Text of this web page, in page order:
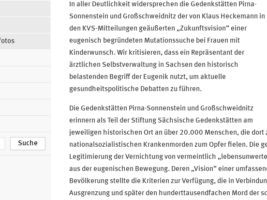
In aller Deutlichkeit widersprechen die Gedenkstätten Pirna-
Sonnenstein und Großschweidnitz der von Klaus Heckemann in
den KVS-Mitteilungen geäußerten „Zukunftsvision“ einer
eugenisch begründeten Mutationssuche bei Frauen mit
Kinderwunsch. Wir kritisieren, dass ein Repräsentant der
ärztlichen Selbstverwaltung in Sachsen den historisch
belastenden Begriff der Eugenik nutzt, um aktuelle
gesundheitspolitische Debatten zu führen.
Die Gedenkstätten Pirna-Sonnenstein und Großschweidnitz
erinnern als Teil der Stiftung Sächsische Gedenkstätten am
jeweiligen historischen Ort an über 20.000 Menschen, die
nationalsozialistischen Krankenmorden zum Opfer fielen. Die
Legitimierung der Vernichtung von vermeintlich
aus der eugenischen Bewegung. Deren „Vision“ einer
Bevölkerung stellte die Kriterien zur Verfügung, die in
Ausgrenzung und später den hunderttausendfachen Mord der